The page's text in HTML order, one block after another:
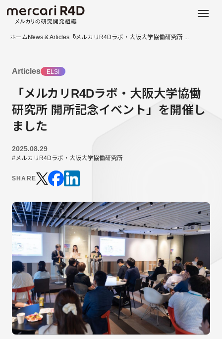
ホーム News & Articles 「メルカリR4Dラボ・大阪大学協働研究所 ...
Articles ELSI
「メルカリR4Dラボ・大阪大学協働
研究所 開所記念イベント」を開催し
ました
2025.08.29
#メルカリR4Dラボ・大阪大学協働研究所
SHARE